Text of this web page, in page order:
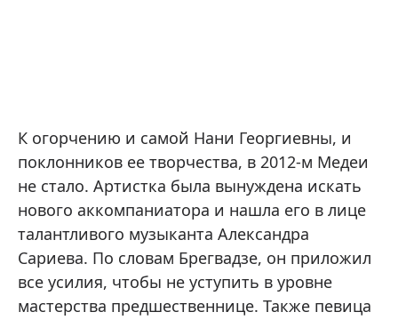
К огорчению и самой Нани Георгиевны, и
поклонников ее творчества, в 2012-м Медеи
не стало. Артистка была вынуждена искать
нового аккомпаниатора и нашла его в лице
талантливого музыканта Александра
Сариева. По словам Брегвадзе, он приложил
все усилия, чтобы не уступить в уровне
мастерства предшественнице. Также певица